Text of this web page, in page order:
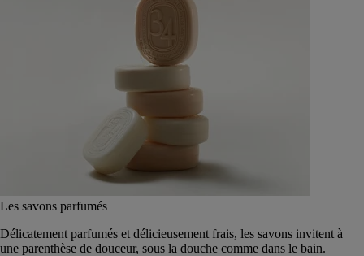
Les savons parfumés
Délicatement parfumés et délicieusement frais, les savons invitent à
une parenthèse de douceur, sous la douche comme dans le bain.